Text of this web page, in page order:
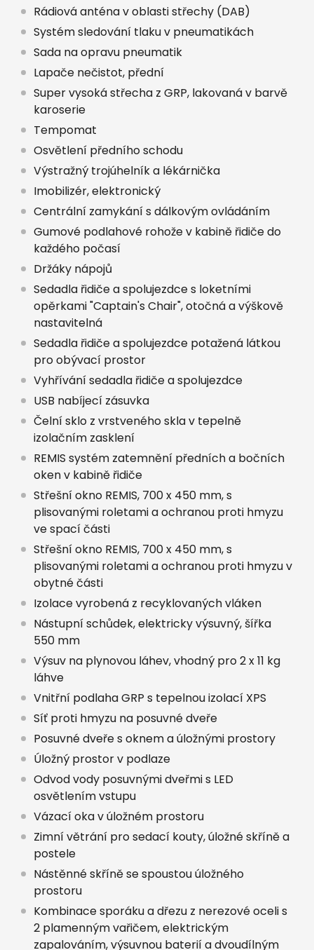
Rádiová anténa v oblasti střechy (DAB)
Systém sledování tlaku v pneumatikách
Sada na opravu pneumatik
Lapače nečistot, přední
Super vysoká střecha z GRP, lakovaná v barvě
karoserie
Tempomat
Osvětlení předního schodu
Výstražný trojúhelník a lékárnička
Imobilizér, elektronický
Centrální zamykání s dálkovým ovládáním
Gumové podlahové rohože v kabině řidiče do
každého počasí
Držáky nápojů
Sedadla řidiče a spolujezdce s loketními
opěrkami "Captain's Chair", otočná a výškově
nastavitelná
Sedadla řidiče a spolujezdce potažená látkou
pro obývací prostor
Vyhřívání sedadla řidiče a spolujezdce
USB nabíjecí zásuvka
Čelní sklo z vrstveného skla v tepelně
izolačním zasklení
REMIS systém zatemnění předních a bočních
oken v kabině řidiče
Střešní okno REMIS, 700 x 450 mm, s
plisovanými roletami a ochranou proti hmyzu
ve spací části
Střešní okno REMIS, 700 x 450 mm, s
plisovanými roletami a ochranou proti hmyzu v
obytné části
Izolace vyrobená z recyklovaných vláken
Nástupní schůdek, elektricky výsuvný, šířka
550 mm
Výsuv na plynovou láhev, vhodný pro 2 x 11 kg
láhve
Vnitřní podlaha GRP s tepelnou izolací XPS
Síť proti hmyzu na posuvné dveře
Posuvné dveře s oknem a úložnými prostory
Úložný prostor v podlaze
Odvod vody posuvnými dveřmi s LED
osvětlením vstupu
Vázací oka v úložném prostoru
Zimní větrání pro sedací kouty, úložné skříně a
postele
Nástěnné skříně se spoustou úložného
prostoru
Kombinace sporáku a dřezu z nerezové oceli s
2 plamenným vařičem, elektrickým
zapalováním, výsuvnou baterií a dvoudílným